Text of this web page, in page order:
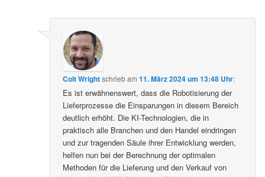
Colt Wrightschriebam11. März 2024 um 13:48 Uhr:
Es ist erwähnenswert, dass die Robotisierung der
Lieferprozesse die Einsparungen in diesem Bereich
deutlich erhöht. Die KI-Technologien, die in
praktisch alle Branchen und den Handel eindringen
und zur tragenden Säule ihrer Entwicklung werden,
helfen nun bei der Berechnung der optimalen
Methoden für die Lieferung und den Verkauf von